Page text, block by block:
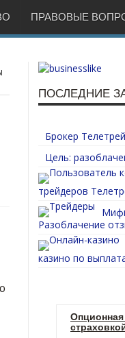
ПРАВОВЫЕ
ПОСЛЕДНИЕ
Брокер
Цель:
трейдеров
Разоблачение
казино по
Опционная